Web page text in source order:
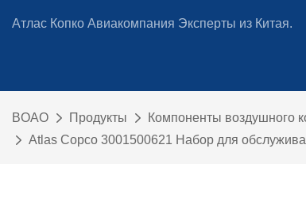
Атлас Копко Авиакомпания Эксперты из Китая.
BOAO Продукты Компоненты воздушного
Atlas Copco 3001500621 Набор для